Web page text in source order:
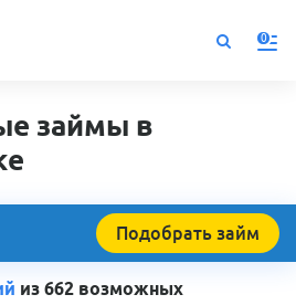
0
займы в
Подобрать займ
из 662 возможных